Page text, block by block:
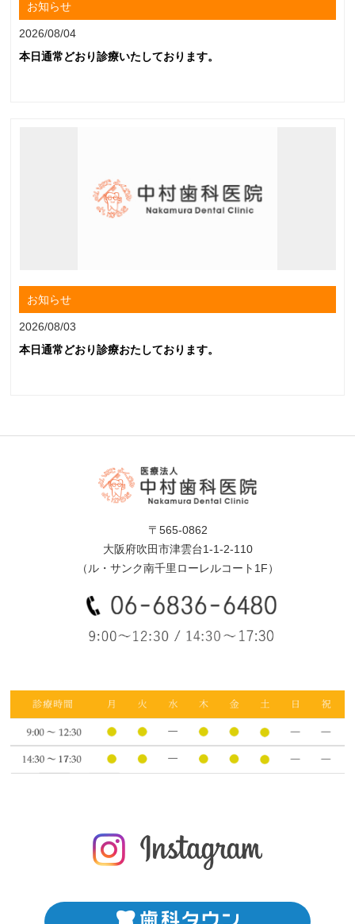
お知らせ
2026/08/04
本日通常どおり診療いたしております。
お知らせ
2026/08/03
本日通常どおり診療おたしております。
〒565-0862
大阪府吹田市津雲台1-1-2-110
（ル・サンク南千里ローレルコート1F）